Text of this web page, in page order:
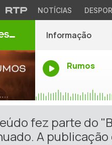
NOTÍCIAS
Informação
Rumos
fez parte do
A